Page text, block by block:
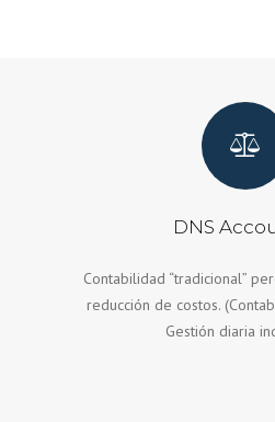
DNS
Contabilidad “tradicional”
reducción de costos.
Gestión diaria